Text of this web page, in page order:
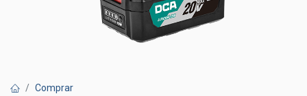
Comprar